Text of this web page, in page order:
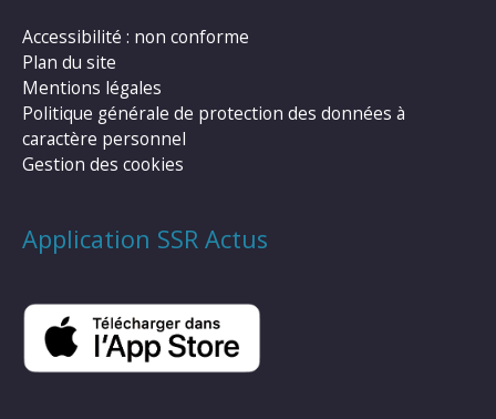
Accessibilité : non conforme
Plan du site
Mentions légales
Politique générale de protection des données à
caractère personnel
Gestion des cookies
Application SSR Actus